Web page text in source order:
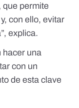
que permite
con ello, evitar
explica.
hacer una
con un
de esta clave